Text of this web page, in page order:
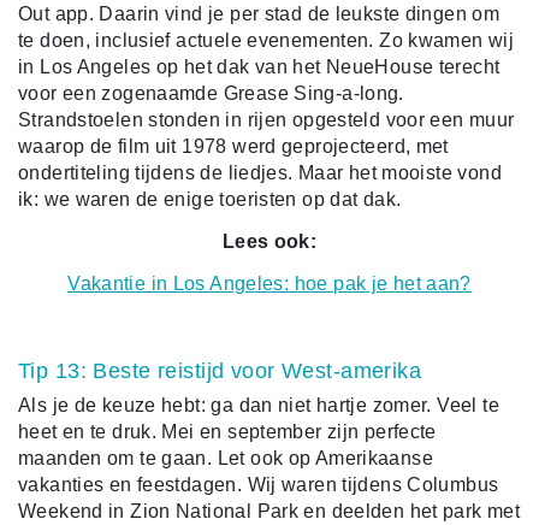
Out app. Daarin vind je per stad de leukste dingen om
te doen, inclusief actuele evenementen. Zo kwamen wij
in Los Angeles op het dak van het NeueHouse terecht
voor een zogenaamde Grease Sing-a-long.
Strandstoelen stonden in rijen opgesteld voor een muur
waarop de film uit 1978 werd geprojecteerd, met
ondertiteling tijdens de liedjes. Maar het mooiste vond
ik: we waren de enige toeristen op dat dak.
Lees ook:
Vakantie in Los Angeles: hoe pak je het aan?
Tip 13: Beste reistijd voor West-amerika
Als je de keuze hebt: ga dan niet hartje zomer. Veel te
heet en te druk. Mei en september zijn perfecte
maanden om te gaan. Let ook op Amerikaanse
vakanties en feestdagen. Wij waren tijdens Columbus
Weekend in Zion National Park en deelden het park met